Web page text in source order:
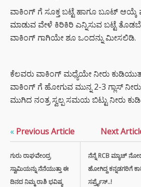
ವಾಕಿಂಗ್ ಗೆ ಸೂಕ್ತ ಬಟ್ಟೆ ಹಾಗೂ ಬೂಟ್ ಆಯ್ಕೆ
ಮಾಡುವ ವೇಳೆ ಕಿರಿಕಿರಿ ಎನ್ನಿಸುವ ಬಟ್ಟೆ
ವಾಕಿಂಗ್ ಗಾಗಿಯೇ ಶೂ ಒಂದನ್ನು ಮೀಸಲಿಡಿ.
ಕೆಲವರು ವಾಕಿಂಗ್ ಮಧ್ಯೆಯೇ ನೀರು
ವಾಕಿಂಗ್ ಗೆ ಹೋಗುವ ಮುನ್ನ 2-3 ಗ್ಲಾಸ್
ಮುಗಿದ ನಂತ್ರ ಸ್ವಲ್ಪ ಸಮಯ ಬಿಟ್ಟು ನೀರು
« Previous Article
ಗುರು ರಾಘವೇಂದ್ರ
ಸ್ವಾಮಿಯನ್ನು ನೆನೆಯುತ್ತಾ ಈ
ದಿನದ ನಿಮ್ಮ ರಾಶಿ ಭವಿಷ್ಯ
Next
ನೆನ್ನೆ RCB ಮ್ಯಾಚ್
ಹೋಗಿದ್ದ ಕನ್ನಡಗರಿಗೆ
ಸರ್ಪ್ರೈಸ್..!